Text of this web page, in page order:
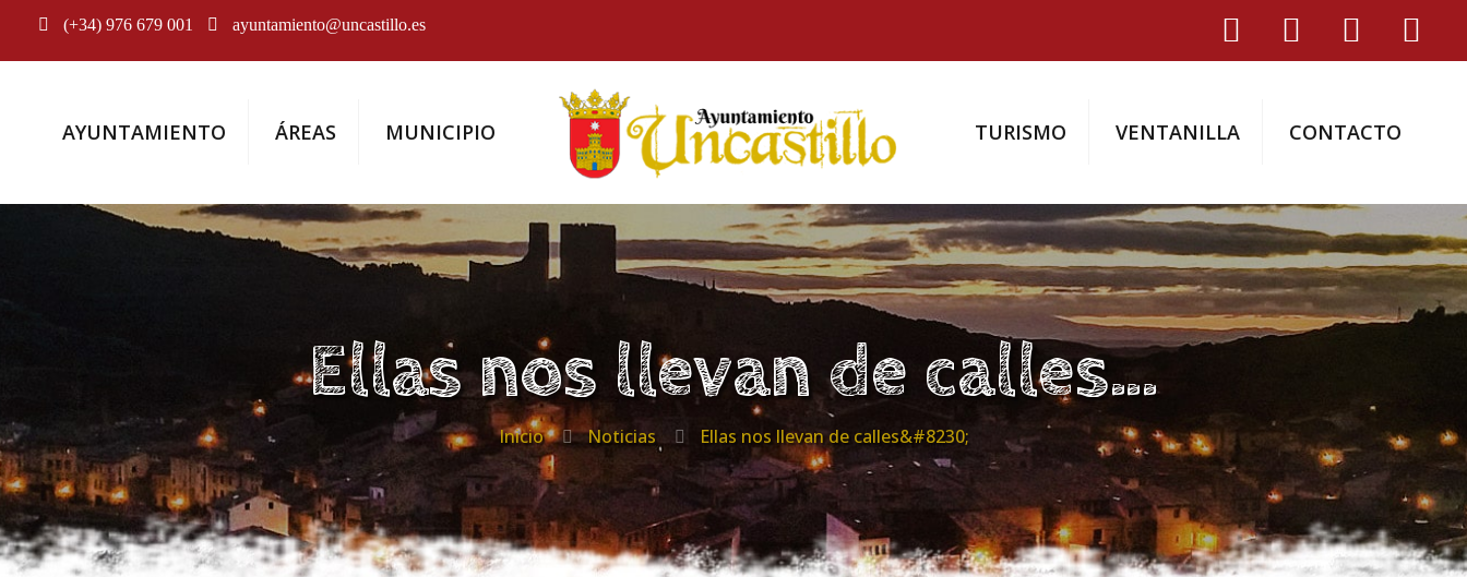
(+34) 976 679 001 ayuntamiento@uncastillo.es
AYUNTAMIENTO ÁREAS MUNICIPIO TURISMO VENTANILLA CONTACTO
Ellas nos llevan de calles…
Inicio Noticias Ellas nos llevan de calles&#8230;